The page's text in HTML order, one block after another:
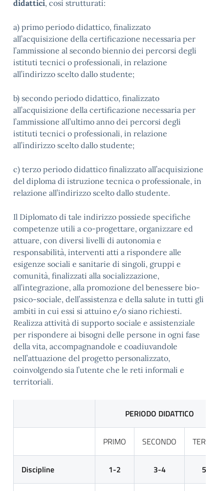
didattici, cosi strutturati:
a) primo periodo didattico, finalizzato
all’acquisizione della certificazione necessaria per
l’ammissione al secondo biennio dei percorsi degli
istituti tecnici o professionali, in relazione
all’indirizzo scelto dallo studente;
b) secondo periodo didattico, finalizzato
all’acquisizione della certificazione necessaria per
l’ammissione all’ultimo anno dei percorsi degli
istituti tecnici o professionali, in relazione
all’indirizzo scelto dallo studente;
c) terzo periodo didattico finalizzato all’acquisizione
del diploma di istruzione tecnica o professionale, in
relazione all’indirizzo scelto dallo studente.
Il Diplomato di tale indirizzo possiede specifiche
competenze utili a co-progettare, organizzare ed
attuare, con diversi livelli di autonomia e
responsabilità, interventi atti a rispondere alle
esigenze sociali e sanitarie di singoli, gruppi e
comunità, finalizzati alla socializzazione,
all’integrazione, alla promozione del benessere bio-
psico-sociale, dell’assistenza e della salute in tutti gli
ambiti in cui essi si attuino e/o siano richiesti.
Realizza attività di supporto sociale e assistenziale
per rispondere ai bisogni delle persone in ogni fase
della vita, accompagnandole e coadiuvandole
nell’attuazione del progetto personalizzato,
coinvolgendo sia l’utente che le reti informali e
territoriali.
PERIODO DIDATTICO
PRIMO SECONDO TERZO
Discipline 1-2 3-4 5